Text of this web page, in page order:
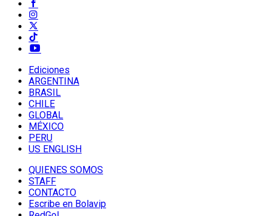
Ediciones
ARGENTINA
BRASIL
CHILE
GLOBAL
MÉXICO
PERU
US ENGLISH
QUIENES SOMOS
STAFF
CONTACTO
Escribe en Bolavip